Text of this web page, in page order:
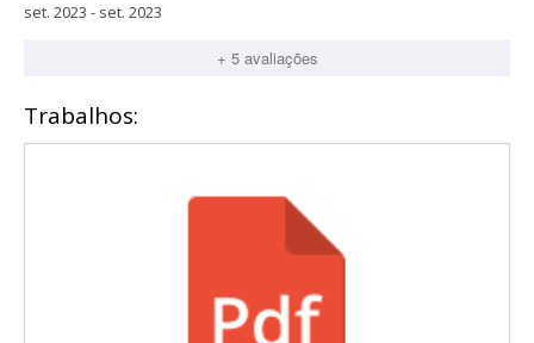
set. 2023 - set. 2023
+ 5 avaliações
Trabalhos: